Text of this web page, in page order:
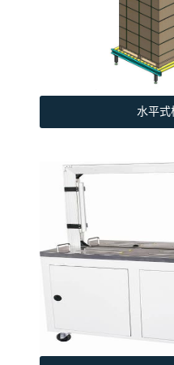
水平式